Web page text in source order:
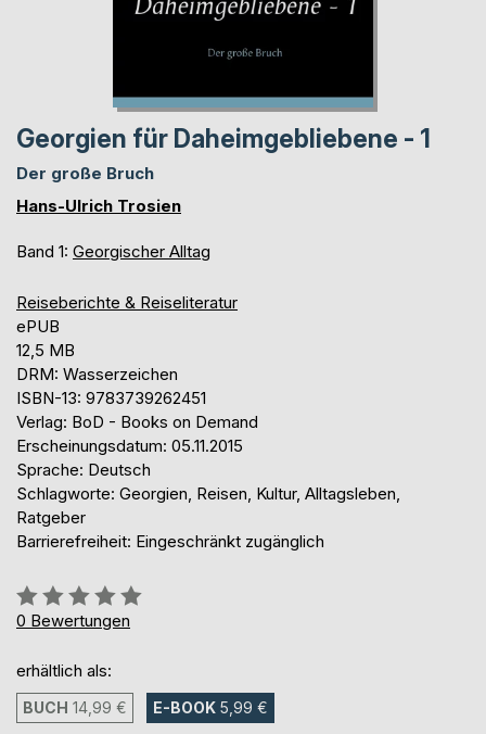
Georgien für Daheimgebliebene - 1
Der große Bruch
Hans-Ulrich Trosien
Band 1: Georgischer Alltag
Reiseberichte & Reiseliteratur
ePUB
12,5 MB
DRM: Wasserzeichen
ISBN-13: 9783739262451
Verlag: BoD - Books on Demand
Erscheinungsdatum: 05.11.2015
Sprache: Deutsch
Schlagworte: Georgien, Reisen, Kultur, Alltagsleben,
Ratgeber
Barrierefreiheit: Eingeschränkt zugänglich
Bewertung::
0%
0 Bewertungen
erhältlich als:
BUCH 14,99 € E-BOOK 5,99 €